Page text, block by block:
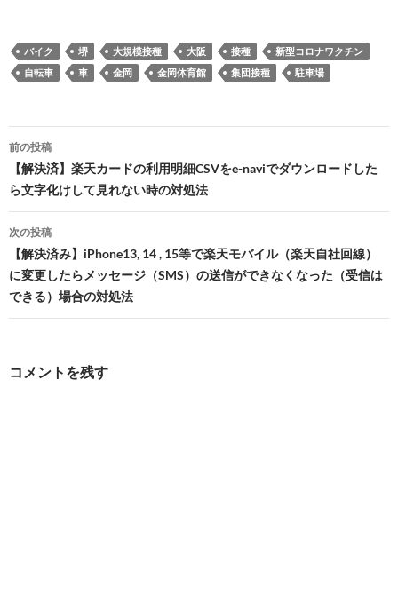
バイク 堺 大規模接種 大阪 接種
新型コロナワクチン
自転車
車 金岡 金岡体育館 集団接種 駐車場
投
稿
ナ
ビ
ゲ
ー
シ
前の投稿
【解決済】楽天カードの利用明細CSVをe-naviでダウンロードした
ら文字化けして見れない時の対処法
次の投稿
【解決済み】iPhone13, 14 , 15等で楽天モバイル（楽天自社回線）
に変更したらメッセージ（SMS）の送信ができなくなった（受信は
できる）場合の対処法
コメントを残す